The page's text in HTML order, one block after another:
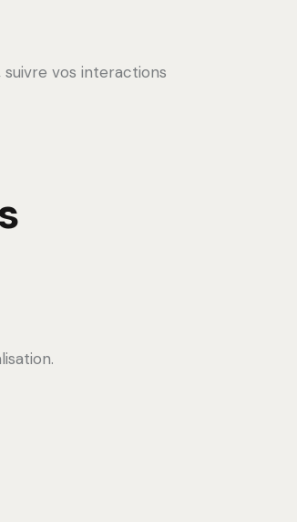
vos interactions